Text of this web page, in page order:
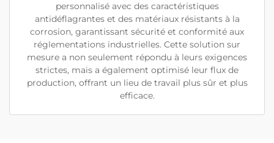
personnalisé avec des caractéristiques
antidéflagrantes et des matériaux résistants à la
corrosion, garantissant sécurité et conformité aux
réglementations industrielles. Cette solution sur
mesure a non seulement répondu à leurs exigences
strictes, mais a également optimisé leur flux de
production, offrant un lieu de travail plus sûr et plus
efficace.